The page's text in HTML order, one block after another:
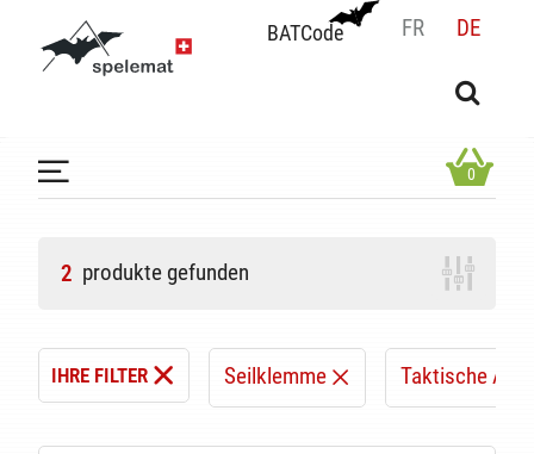
BATCode FR DE
BATCode
OK
0
2 produkte gefunden
IHRE FILTER Seilklemme Taktische